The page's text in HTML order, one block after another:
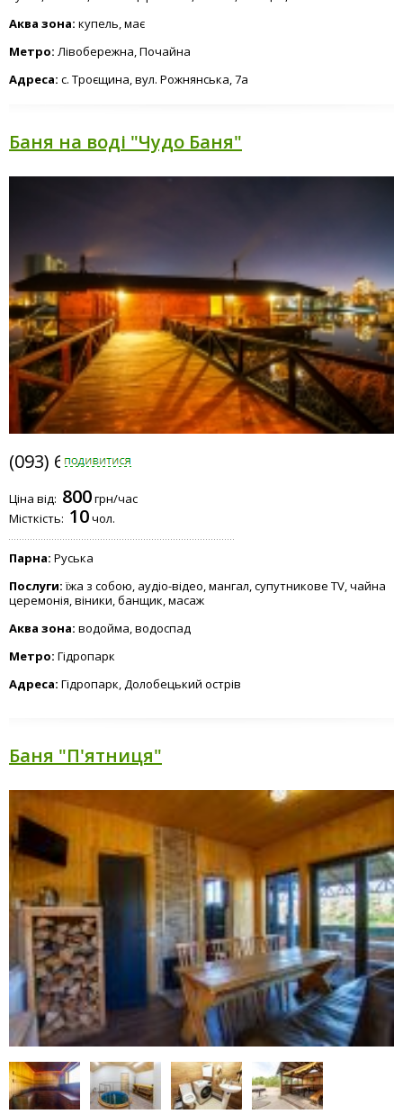
Аква зона: купель, має
Метро: Лівобережна, Почайна
Адреса: с. Троєщина, вул. Рожнянська, 7а
Баня на воді "Чудо Баня"
(093) 645-0310
Ціна від: 800грн/час
Місткість: 10чол.
Парна: Руська
Послуги: їжа з собою, аудіо-відео, мангал, супутникове TV, чайна
церемонія, віники, банщик, масаж
Аква зона: водойма, водоспад
Метро: Гідропарк
Адреса: Гідропарк, Долобецький острів
Баня "П'ятниця"